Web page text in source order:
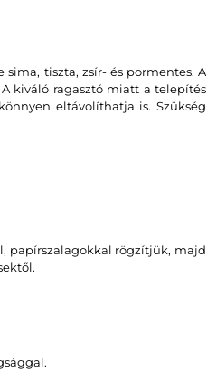
tiszta, zsír- és pormentes. A
kiváló ragasztó miatt a telepítés
eltávolíthatja is. Szükség
papírszalagokkal rögzítjük, majd